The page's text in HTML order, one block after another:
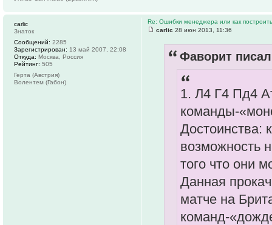
Re: Ошибки менеджера или как построить
carlic 28 июн 2013, 11:36
Фаворит
1. Л4 Г4 Пд4
команды-
Достоинства:
возможность
того что они
Данная
матче на
команд-
carlic
Знаток
Сообщений: 2285
Зарегистрирован: 13 май 2007, 22:08
Откуда: Москва, Россия
Рейтинг: 505
Герта (Австрия)
Волентем (Габон)